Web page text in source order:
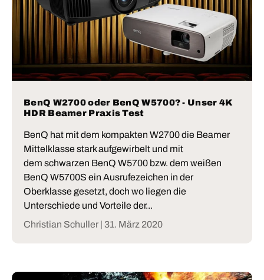
BenQ W2700 oder BenQ W5700? - Unser 4K
HDR Beamer Praxis Test
BenQ hat mit dem kompakten W2700 die Beamer
Mittelklasse stark aufgewirbelt und mit
dem schwarzen BenQ W5700 bzw. dem weißen
BenQ W5700S ein Ausrufezeichen in der
Oberklasse gesetzt, doch wo liegen die
Unterschiede und Vorteile der...
Christian Schuller | 31. März 2020